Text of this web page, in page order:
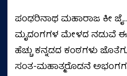
ಪಂಢರಿನಾಥ ಮಹಾರಾಜ ಕೀ ಜೈ...
ಮೃದಂಗಗಳ ಮೇಳದ ನಡುವೆ ಈ
ಹೆಚ್ಚು ಕನ್ನಡದ ಕಂಠಗಳು
ಸಂತ-ಮಹಾತ್ಮರೊಡನೆ